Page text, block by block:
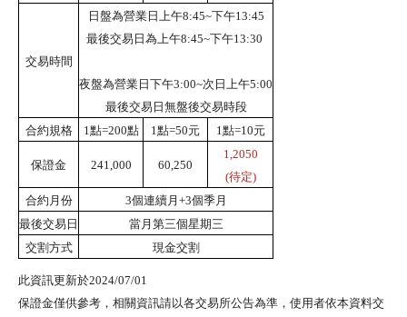
交易時間
日盤為營業日上午8:45~下午13:45
最後交易日為上午8:45~下午13:30
夜盤為營業日下午3:00~次日上午5:00
最後交易日無盤後交易時段
合約規格
1點=200點 1點=50元 1點=10元
保證金 241,000 60,250
1,2050
(待定)
合約月份
3個連續月+3個季月
最後交易日
當月第三個星期三
交割方式
現金交割
此資訊更新於2024/07/01
保證金僅供參考，相關資訊請以各交易所公告為準，使用者依本資料交